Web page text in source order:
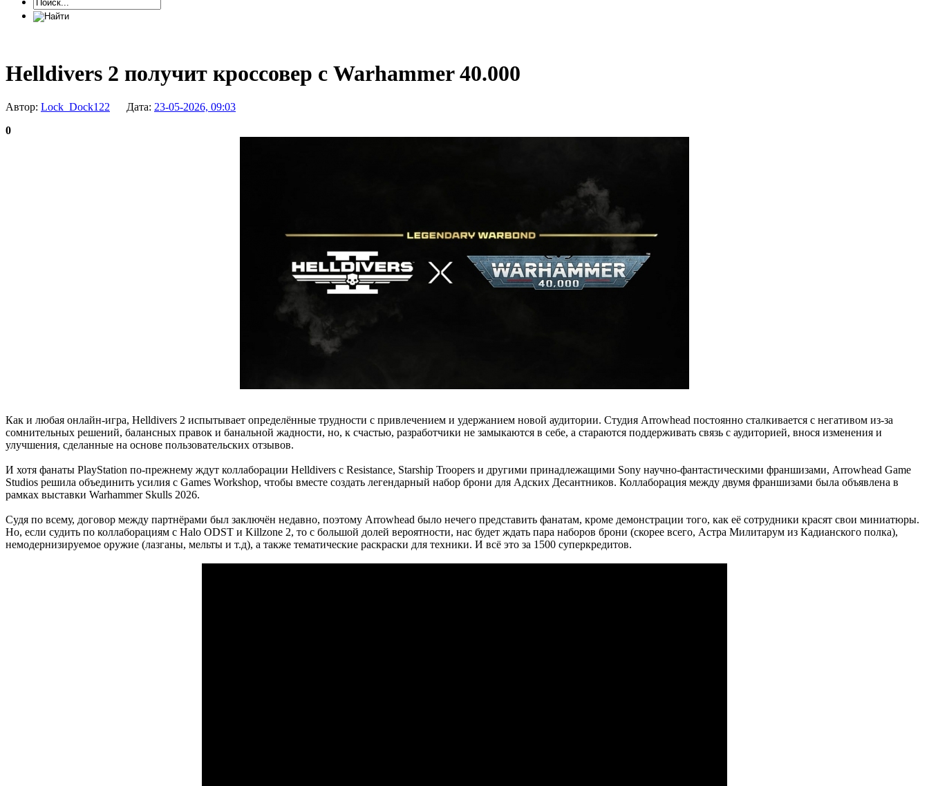
Helldivers 2 получит кроссовер с Warhammer 40.000
Автор: Lock_Dock122 Дата: 23-05-2026, 09:03
0
Как и любая онлайн-игра, Helldivers 2 испытывает определённые трудности с привлечением и удержанием новой аудитории. Студия Arrowhead постоянно сталкивается с негативом из-за
сомнительных решений, балансных правок и банальной жадности, но, к счастью, разработчики не замыкаются в себе, а стараются поддерживать связь с аудиторией, внося изменения и
улучшения, сделанные на основе пользовательских отзывов.
И хотя фанаты PlayStation по-прежнему ждут коллаборации Helldivers с Resistance, Starship Troopers и другими принадлежащими Sony научно-фантастическими франшизами, Arrowhead Game
Studios решила объединить усилия с Games Workshop, чтобы вместе создать легендарный набор брони для Адских Десантников. Коллаборация между двумя франшизами была объявлена в
рамках выставки Warhammer Skulls 2026.
Судя по всему, договор между партнёрами был заключён недавно, поэтому Arrowhead было нечего представить фанатам, кроме демонстрации того, как её сотрудники красят свои миниатюры.
Но, если судить по коллаборациям с Halo ODST и Killzone 2, то с большой долей вероятности, нас будет ждать пара наборов брони (скорее всего, Астра Милитарум из Кадианского полка),
немодернизируемое оружие (лазганы, мельты и т.д), а также тематические раскраски для техники. И всё это за 1500 суперкредитов.